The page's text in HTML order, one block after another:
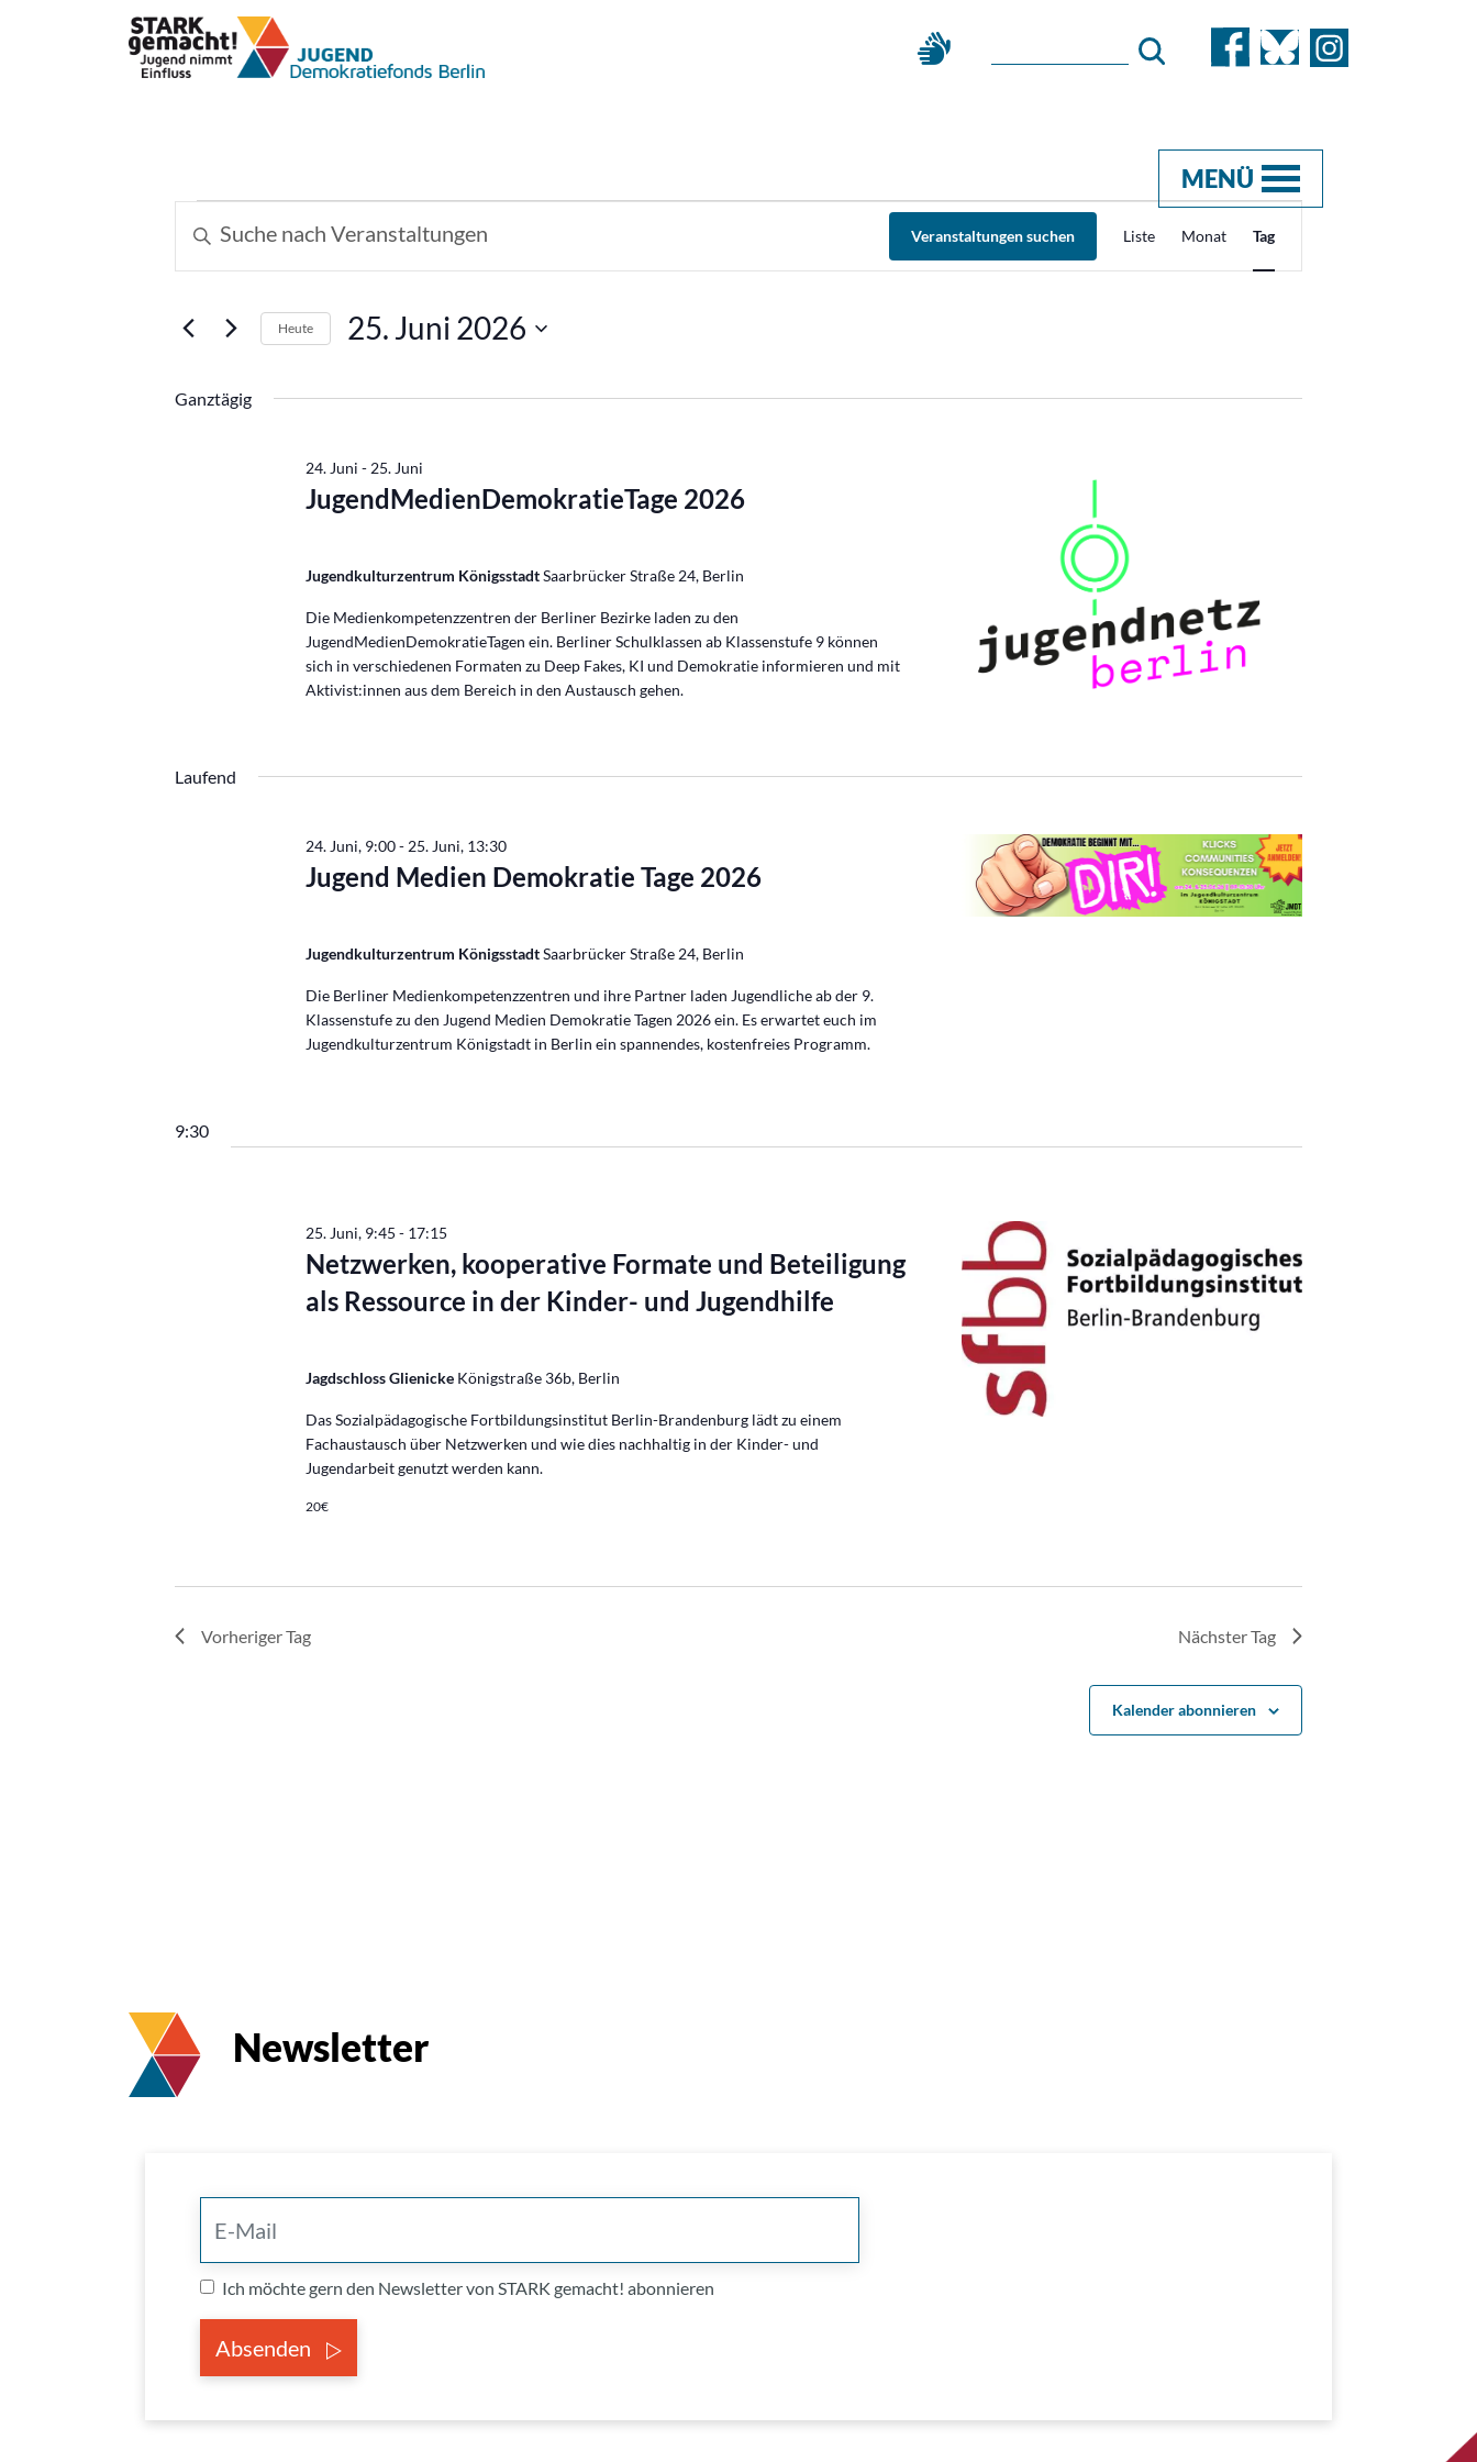
MENÜ
Veranstaltungen
für
25.
Juni
Veranstaltungen
Suche
und
Navigation
Bitte
nach
Schlüsselwort.
Veranstaltungen suchen
Veranstaltung
Ansichten-
Navigation
Liste Monat Tag
Heute 25. Juni 2026
Ganztägig
JugendMedienDemokratieTage 2026
24. Juni - 25. Juni
Jugendkulturzentrum KönigsstadtSaarbrücker Straße 24, Berlin
Die Medienkompetenzzentren der Berliner Bezirke laden zu den
JugendMedienDemokratieTagen ein. Berliner Schulklassen ab Klassenstufe 9 können
sich in verschiedenen Formaten zu Deep Fakes, KI und Demokratie informieren und mit
Aktivist:innen aus dem Bereich in den Austausch gehen.
Laufend
Jugend Medien Demokratie Tage 2026
24. Juni, 9:00- 25. Juni, 13:30
Jugendkulturzentrum KönigsstadtSaarbrücker Straße 24, Berlin
Die Berliner Medienkompetenzzentren und ihre Partner laden Jugendliche ab der 9.
Klassenstufe zu den Jugend Medien Demokratie Tagen 2026 ein. Es erwartet euch im
Jugendkulturzentrum Königstadt in Berlin ein spannendes, kostenfreies Programm.
9:30
Netzwerken, kooperative Formate und Beteiligung
als Ressource in der Kinder- und Jugendhilfe
25. Juni, 9:45 - 17:15
Jagdschloss Glienicke Königstraße 36b, Berlin
Das Sozialpädagogische Fortbildungsinstitut Berlin-Brandenburg lädt zu einem
Fachaustausch über Netzwerken und wie dies nachhaltig in der Kinder- und
Jugendarbeit genutzt werden kann.
20€
Vorheriger Tag Nächster Tag
Kalender abonnieren
Newsletter
Ich möchte gern den Newsletter von STARK gemacht! abonnieren
Absenden